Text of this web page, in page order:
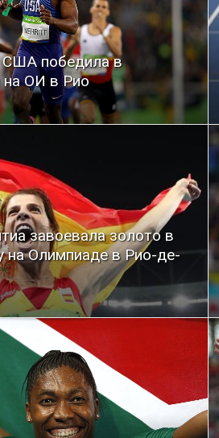
США победила в
на ОИ в Рио
ЧИТАТЬ
завоевала золото в
на Олимпиаде в Рио-де-
ЧИТАТЬ
ЧИТАТЬ